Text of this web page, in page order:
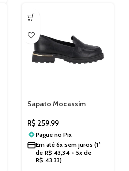
Sapato Mocassim
735039
R$ 259,99
Pague no Pix
Em até 6x sem juros (1ª
de R$ 43,34 + 5x de
R$ 43,33)